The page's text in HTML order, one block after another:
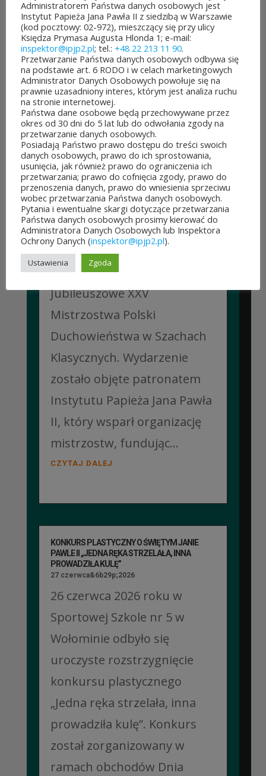
mazowieckiego. Do rozdania
jest aż 30 mln zł! Mieszkańcy
województwa mazowieckiego
po...
CZYTAJ DALEJ
JUBILEUSZOWE XXV MISTRZOSTWA POLSKI
DUCHOWIEŃSTWA W SZACHACH
KLASYCZNYCH.
10 lipca&7b19p;2026
W dniach 6–10 lipca 2026 r. w
Collegium Marianum w
Pelplinie odbyły się
Jubileuszowe XXV
Mistrzostwa Polski
Duchowieństwa w Szachach
Klasycznych. Wydarzenie
zostało objęte patronatem
Instytutu Papieża Jana Pawła
II, który wsparł organizację
mistrzostw, fundując...
CZYTAJ DALEJ
KONKURS PLASTYCZNY O ŚWIĘTYM JANIE
PAWLE II „JEDNA RĘKA STRZELAŁA, INNA
PROWADZIŁA KULĘ”
27 czerwca&6b29p;2026
26 czerwca 2026 roku w
Sportowej Szkole nr 5 w
Wołominie odbyło się
uroczyste rozstrzygnięcie
konkursu plastycznego
„Jedna ręka strzelała, inna
prowadziła kulę”. Konkurs
został zorganizowany w
ramach obchodów Dnia
Administratorem Państwa danych osobowych jest
Instytut Papieża Jana Pawła II z siedzibą w Warszawie
(kod pocztowy: 02-972), mieszczący się przy ulicy
Księdza Prymasa Augusta Hlonda 1; e-mail:
inspektor@ipjp2.pl; tel.: +48 22 213 11 90.
Przetwarzanie Państwa danych osobowych odbywa się
na podstawie art. 6 RODO i w celach marketingowych
Administrator Danych Osobowych powołuje się na
prawnie uzasadniony interes, którym jest analiza ruchu
na stronie internetowej.
Państwa dane osobowe będą przechowywane przez
okres od 30 dni do 5 lat lub do odwołania zgody na
przetwarzanie danych osobowych.
Posiadają Państwo prawo dostępu do treści swoich
danych osobowych, prawo do ich sprostowania,
usunięcia, jak również prawo do ograniczenia ich
przetwarzania; prawo do cofnięcia zgody, prawo do
przenoszenia danych, prawo do wniesienia sprzeciwu
wobec przetwarzania Państwa danych osobowych.
Pytania i ewentualne skargi dotyczące przetwarzania
Państwa danych osobowych prosimy kierować do
Administratora Danych Osobowych lub Inspektora
Ochrony Danych (inspektor@ipjp2.pl).
Ustawienia Zgoda